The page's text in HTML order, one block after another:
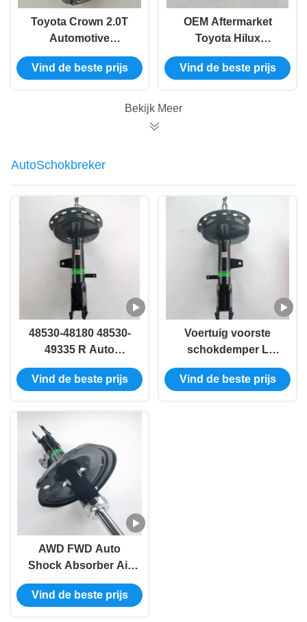
Toyota Crown 2.0T
Automotive
Hulpgordel
Spanningsband
Vind de beste prijs
OEM Aftermarket
Toyota Hilux
Automotive Belt
Tensioner 16620-
Vind de beste prijs
Bekijk Meer
AutoSchokbreker
48530-48180 48530-
49335 R Auto
schokdemper voor
RX300 RX330 MCU3
Vind de beste prijs
Voertuig voorste
schokdemper L
RX300 RX330 48540-
49225 48540-48180
Vind de beste prijs
AWD FWD Auto
Shock Absorber Air
Suspension MCU3
GSU35 48510-48071
Vind de beste prijs